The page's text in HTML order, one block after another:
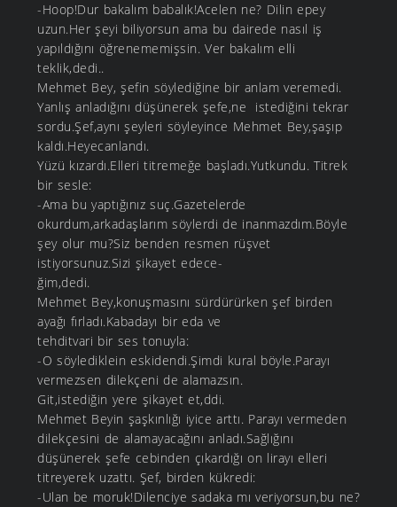
-Hoop!Dur bakalım babalık!Acelen ne? Dilin epey
uzun.Her şeyi biliyorsun ama bu dairede nasıl iş
yapıldığını öğrenememişsin. Ver bakalım elli
teklik,dedi..
Mehmet Bey, şefin söylediğine bir anlam veremedi.
Yanlış anladığını düşünerek şefe,ne istediğini tekrar
sordu.Şef,aynı şeyleri söyleyince Mehmet Bey,şaşıp
kaldı.Heyecanlandı.
Yüzü kızardı.Elleri titremeğe başladı.Yutkundu. Titrek
bir sesle:
-Ama bu yaptığınız suç.Gazetelerde
okurdum,arkadaşlarım söylerdi de inanmazdım.Böyle
şey olur mu?Siz benden resmen rüşvet
istiyorsunuz.Sizi şikayet edece-
ğim,dedi.
Mehmet Bey,konuşmasını sürdürürken şef birden
ayağı fırladı.Kabadayı bir eda ve
tehditvari bir ses tonuyla:
-O söylediklein eskidendi.Şimdi kural böyle.Parayı
vermezsen dilekçeni de alamazsın.
Git,istediğin yere şikayet et,ddi.
Mehmet Beyin şaşkınlığı iyice arttı. Parayı vermeden
dilekçesini de alamayacağını anladı.Sağlığını
düşünerek şefe cebinden çıkardığı on lirayı elleri
titreyerek uzattı. Şef, birden kükredi:
-Ulan be moruk!Dilenciye sadaka mı veriyorsun,bu ne?